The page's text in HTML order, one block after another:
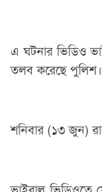
এ ঘটনার ভিডিও
তলব করেছে পুলিশ।
শনিবার (১৩ জুন)
ভাইরাল ভিডিওতে